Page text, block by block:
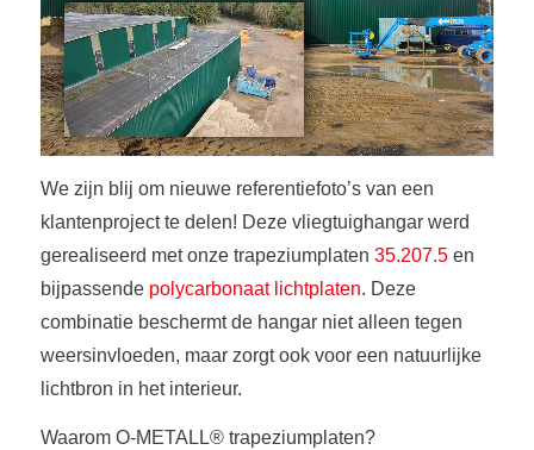
We zijn blij om nieuwe referentiefoto’s van een
klantenproject te delen! Deze vliegtuighangar werd
gerealiseerd met onze trapeziumplaten 35.207.5en
bijpassende polycarbonaat lichtplaten. Deze
combinatie beschermt de hangar niet alleen tegen
weersinvloeden, maar zorgt ook voor een natuurlijke
lichtbron in het interieur.
Waarom O-METALL® trapeziumplaten?